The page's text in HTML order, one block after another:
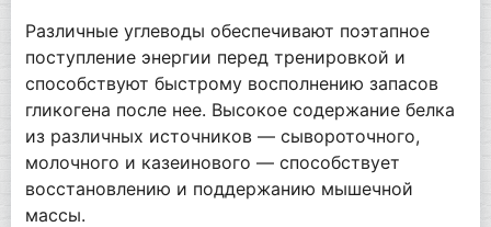
Различные углеводы обеспечивают поэтапное
поступление энергии перед тренировкой и
способствуют быстрому восполнению запасов
гликогена после нее. Высокое содержание белка
из различных источников — сывороточного,
молочного и казеинового — способствует
восстановлению и поддержанию мышечной
массы.